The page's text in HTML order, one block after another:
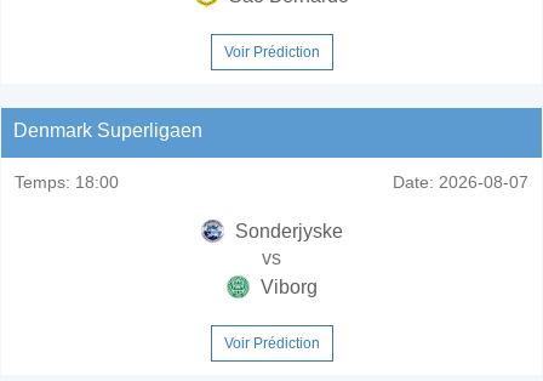
Voir Prédiction
Denmark Superligaen
Temps: 18:00 Date: 2026-08-07
Sonderjyske
vs
Viborg
Voir Prédiction